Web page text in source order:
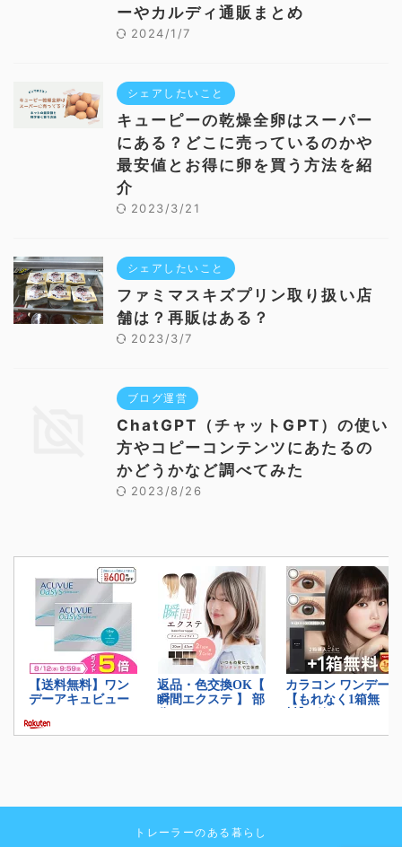
ーやカルディ通販まとめ
2024/1/7
シェアしたいこと
キューピーの乾燥全卵はスーパー
にある？どこに売っているのかや
最安値とお得に卵を買う方法を紹
介
2023/3/21
シェアしたいこと
ファミマスキズプリン取り扱い店
舗は？再販はある？
2023/3/7
ブログ運営
ChatGPT（チャットGPT）の使い
方やコピーコンテンツにあたるの
かどうかなど調べてみた
2023/8/26
トレーラーのある暮らし